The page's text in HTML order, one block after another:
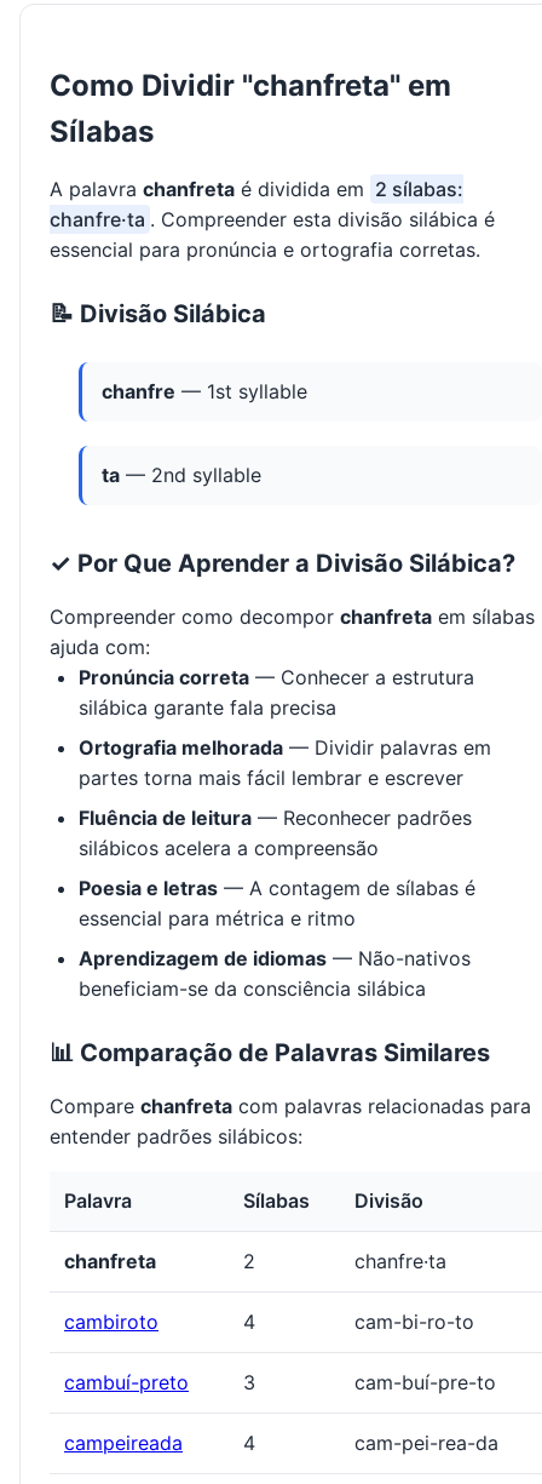
Como Dividir "chanfreta" em
Sílabas
A palavra chanfreta é dividida em 2 sílabas:
chanfre·ta . Compreender esta divisão silábica é
essencial para pronúncia e ortografia corretas.
📝 Divisão Silábica
chanfre — 1st syllable
ta — 2nd syllable
✓ Por Que Aprender a Divisão Silábica?
Compreender como decompor chanfreta em sílabas
ajuda com:
Pronúncia correta — Conhecer a estrutura
silábica garante fala precisa
Ortografia melhorada — Dividir palavras em
partes torna mais fácil lembrar e escrever
Fluência de leitura — Reconhecer padrões
silábicos acelera a compreensão
Poesia e letras — A contagem de sílabas é
essencial para métrica e ritmo
Aprendizagem de idiomas — Não-nativos
beneficiam-se da consciência silábica
📊 Comparação de Palavras Similares
Compare chanfreta com palavras relacionadas para
entender padrões silábicos:
Palavra Sílabas Divisão
chanfreta 2 chanfre·ta
cambiroto 4 cam-bi-ro-to
cambuí-preto 3 cam-buí-pre-to
campeireada 4 cam-pei-rea-da